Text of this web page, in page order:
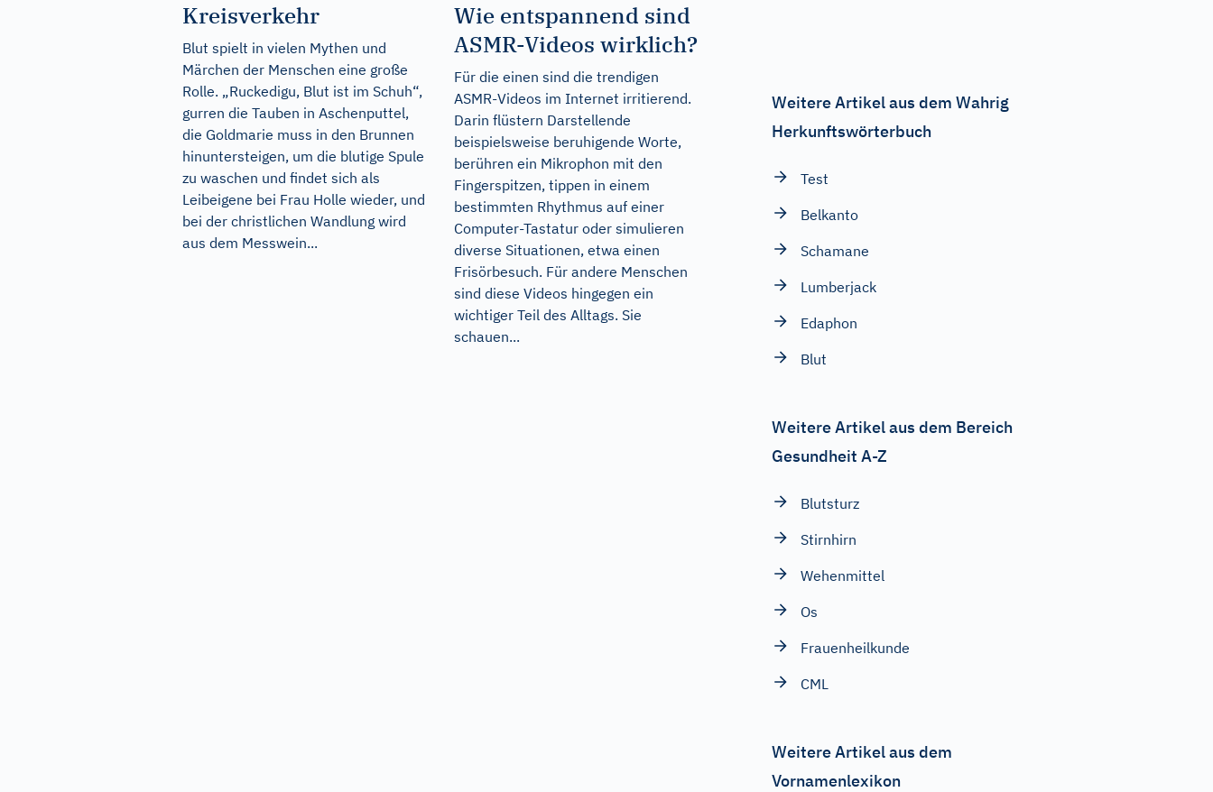
Kreisverkehr
Blut spielt in vielen Mythen und
Märchen der Menschen eine große
Rolle. „Ruckedigu, Blut ist im Schuh“,
gurren die Tauben in Aschenputtel,
die Goldmarie muss in den Brunnen
hinuntersteigen, um die blutige Spule
zu waschen und findet sich als
Leibeigene bei Frau Holle wieder, und
bei der christlichen Wandlung wird
aus dem Messwein...
Wie entspannend sind
ASMR-Videos wirklich?
Für die einen sind die trendigen
ASMR-Videos im Internet irritierend.
Darin flüstern Darstellende
beispielsweise beruhigende Worte,
berühren ein Mikrophon mit den
Fingerspitzen, tippen in einem
bestimmten Rhythmus auf einer
Computer-Tastatur oder simulieren
diverse Situationen, etwa einen
Frisörbesuch. Für andere Menschen
sind diese Videos hingegen ein
wichtiger Teil des Alltags. Sie
schauen...
Weitere Artikel aus dem Wahrig
Herkunftswörterbuch
Test
Belkanto
Schamane
Lumberjack
Edaphon
Blut
Weitere Artikel aus dem Bereich
Gesundheit A-Z
Blutsturz
Stirnhirn
Wehenmittel
Os
Frauenheilkunde
CML
Weitere Artikel aus dem
Vornamenlexikon